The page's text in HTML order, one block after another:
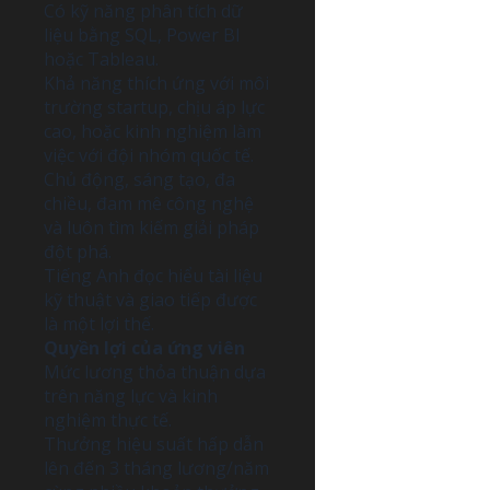
Có kỹ năng phân tích dữ
liệu bằng SQL, Power BI
hoặc Tableau.
Khả năng thích ứng với môi
trường startup, chịu áp lực
cao, hoặc kinh nghiệm làm
việc với đội nhóm quốc tế.
Chủ động, sáng tạo, đa
chiều, đam mê công nghệ
và luôn tìm kiếm giải pháp
đột phá.
Tiếng Anh đọc hiểu tài liệu
kỹ thuật và giao tiếp được
là một lợi thế.
Quyền lợi của ứng viên
Mức lương thỏa thuận dựa
trên năng lực và kinh
nghiệm thực tế.
Thưởng hiệu suất hấp dẫn
lên đến 3 tháng lương/năm